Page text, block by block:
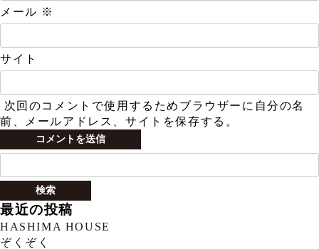
メール ※
サイト
次回のコメントで使用するためブラウザーに自分の名
前、メールアドレス、サイトを保存する。
検
最近の投稿
HASHIMA HOUSE
ぞくぞく